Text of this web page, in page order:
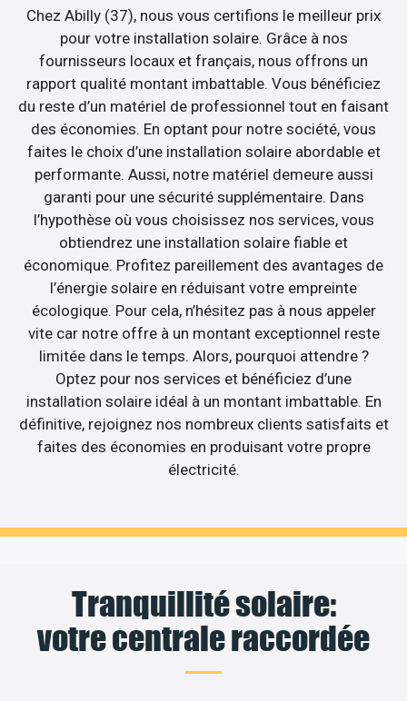
Chez Abilly (37), nous vous certifions le meilleur prix
pour votre installation solaire. Grâce à nos
fournisseurs locaux et français, nous offrons un
rapport qualité montant imbattable. Vous bénéficiez
du reste d’un matériel de professionnel tout en faisant
des économies. En optant pour notre société, vous
faites le choix d’une installation solaire abordable et
performante. Aussi, notre matériel demeure aussi
garanti pour une sécurité supplémentaire. Dans
l’hypothèse où vous choisissez nos services, vous
obtiendrez une installation solaire fiable et
économique. Profitez pareillement des avantages de
l’énergie solaire en réduisant votre empreinte
écologique. Pour cela, n’hésitez pas à nous appeler
vite car notre offre à un montant exceptionnel reste
limitée dans le temps. Alors, pourquoi attendre ?
Optez pour nos services et bénéficiez d’une
installation solaire idéal à un montant imbattable. En
définitive, rejoignez nos nombreux clients satisfaits et
faites des économies en produisant votre propre
électricité.
Tranquillité solaire:
votre centrale raccordée